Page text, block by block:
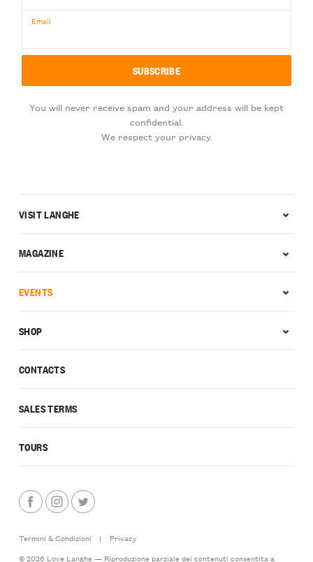
Email
You will never receive spam and your address will be kept
confidential.
We respect your privacy.
CONTACTS
SALES TERMS
TOURS
VISIT LANGHE
MAGAZINE
EVENTS
SHOP
Termini & Condizioni |
Privacy
© 2026 Love Langhe — Riproduzione parziale dei contenuti consentita a